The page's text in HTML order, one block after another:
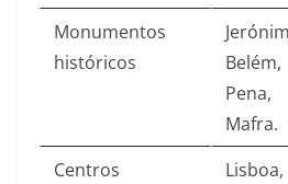
Monumentos
históricos
Belém,
Pena,
Mafra.​
Centros
Lisboa,